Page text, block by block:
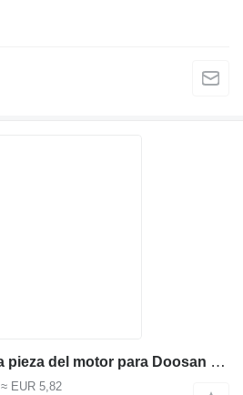
Pylnik DS5501006 otra pieza del motor para Doosan SD300N cargadora de ruedas
≈ EUR 5,82